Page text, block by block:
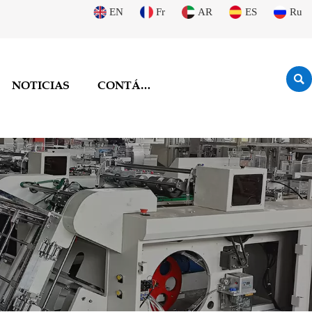
EN Fr AR ES Ru
NOTICIAS CONTÁCTENOS 